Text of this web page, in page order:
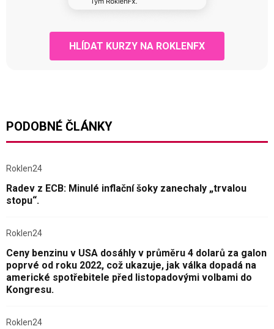
HLÍDAT KURZY NA ROKLENFX
PODOBNÉ ČLÁNKY
Roklen24
Radev z ECB: Minulé inflační šoky zanechaly „trvalou
stopu“.
Roklen24
Ceny benzinu v USA dosáhly v průměru 4 dolarů za galon
poprvé od roku 2022, což ukazuje, jak válka dopadá na
americké spotřebitele před listopadovými volbami do
Kongresu.
Roklen24